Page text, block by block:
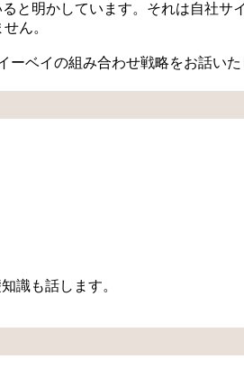
と明かしています。それは自社サ
ん。
ベイの組み合わせ戦略をお話いた
識も話します。